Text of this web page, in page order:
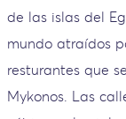
de las islas del
mundo atraídos
resturantes que
Mykonos. Las